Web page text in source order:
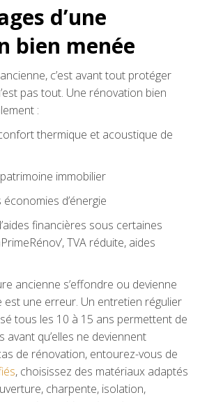
d’une
bien menée
c’est avant tout protéger
pas tout. Une rénovation bien
:
thermique et acoustique de
immobilier
d’énergie
financières sous certaines
TVA réduite, aides
ancienne s’effondre ou devienne
une erreur. Un entretien régulier
tous les 10 à 15 ans permettent de
avant qu’elles ne deviennent
de rénovation, entourez-vous de
, choisissez des matériaux adaptés
charpente, isolation,